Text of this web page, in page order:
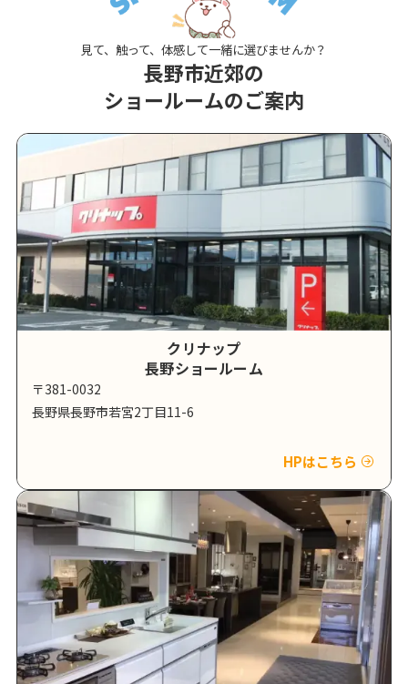
見て、触って、体感して一緒に選びませんか？
長野市近郊の
ショールームのご案内
クリナップ
長野ショールーム
〒381-0032
長野県長野市若宮2丁目11-6
HPはこちら